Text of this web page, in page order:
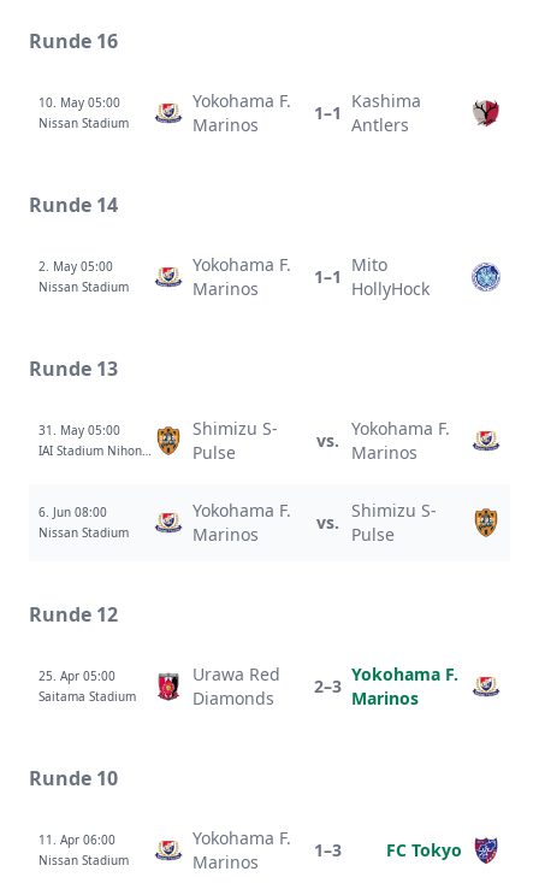
Runde 16
10. May 05:00
Nissan Stadium
Yokohama F.
Marinos
1–1
Kashima
Antlers
Runde 14
2. May 05:00
Nissan Stadium
Yokohama F.
Marinos
1–1
Mito
HollyHock
Runde 13
31. May 05:00
IAI Stadium Nihondaira
Shimizu S-
Pulse
vs.
Yokohama F.
Marinos
6. Jun 08:00
Nissan Stadium
Yokohama F.
Marinos
vs.
Shimizu S-
Pulse
Runde 12
25. Apr 05:00
Saitama Stadium
Urawa Red
Diamonds
2–3
Yokohama F.
Marinos
Runde 10
11. Apr 06:00
Nissan Stadium
Yokohama F.
Marinos
1–3 FC Tokyo